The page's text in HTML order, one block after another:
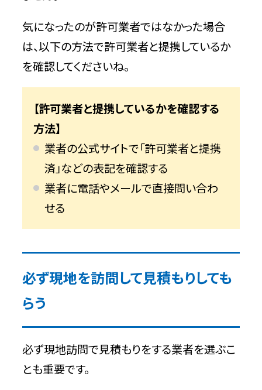
気になったのが許可業者ではなかった場合
は、以下の方法で許可業者と提携しているか
を確認してくださいね。
【許可業者と提携しているかを確認する
方法】
業者の公式サイトで「許可業者と提携
済」などの表記を確認する
業者に電話やメールで直接問い合わ
せる
必ず現地を訪問して見積もりしても
らう
必ず現地訪問で見積もりをする業者を選ぶこ
とも重要です。